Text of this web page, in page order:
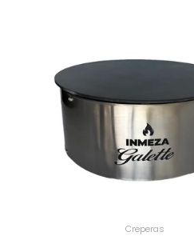
AGREGAR AL CARRITO
Creperas